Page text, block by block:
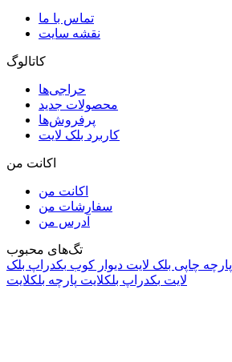
تماس با ما
نقشه سایت
کاتالوگ
حراجی‌ها
محصولات جدید
پرفروش‌ها
کاربرد بلک لایت
اکانت من
اکانت من
سفارشات من
آدرس من
تگ‌های محبوب
پارچه چاپی بلک لایت دیوار کوب بکدراپ بلک
لایت بکدراپ بلکلایت پارچه بلکلایت